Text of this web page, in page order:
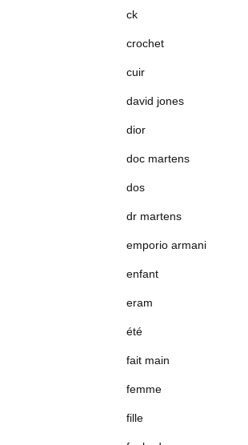
ck
crochet
cuir
david jones
dior
doc martens
dos
dr martens
emporio armani
enfant
eram
été
fait main
femme
fille